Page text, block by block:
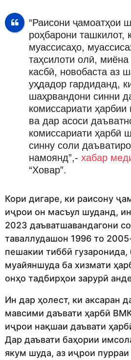
“Раисони ҷамоатҳои
роҳбарони ташкилот,
муассисаҳо,
таҳсилоти олӣ,
касбӣ, новобаста аз
уҳдадор гардиданд,
шаҳрвандони синни
комиссариати
ва дар асоси
комиссариати ҳарбӣ
синну соли
намоянд”,- хабар
“Ховар”.
Кори дигаре, ки раисону
иҷрои он масъул шуданд,
2023 даъватшавандагони
таваллудашон 1996 то
пешакии тиббӣ гузаронида,
муайяншуда ба хизмати
онҳо тадбирҳои зарурӣ
Ин дар ҳолест, ки аксаран
мавсими даъвати ҳарбӣ
иҷрои нақшаи даъвати
Дар даъвати баҳории
якум шуда, аз иҷрои